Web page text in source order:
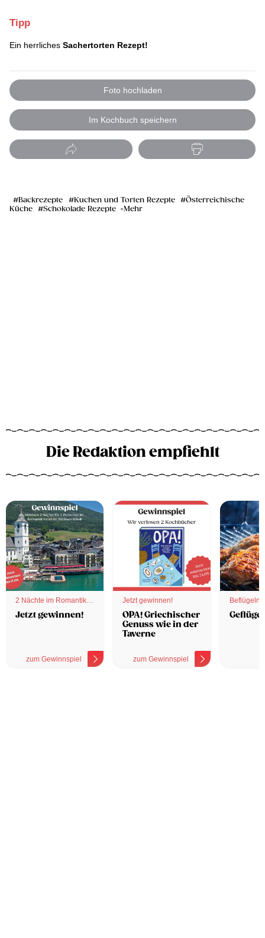
Tipp
Ein herrliches Sachertorten Rezept!
Foto hochladen
Im Kochbuch speichern
Backrezepte Kuchen und Torten Rezepte
Österreichische
Küche
Schokolade Rezepte Mehr
Die Redaktion empfiehlt
2 Nächte im Romantik
Hotel
Jetzt gewinnen!
zum Gewinnspiel
Jetzt gewinnen!
OPA! Griechischer
Genuss wie in der
Taverne
zum Gewinnspiel